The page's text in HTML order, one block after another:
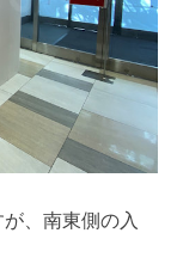
、南東側の入